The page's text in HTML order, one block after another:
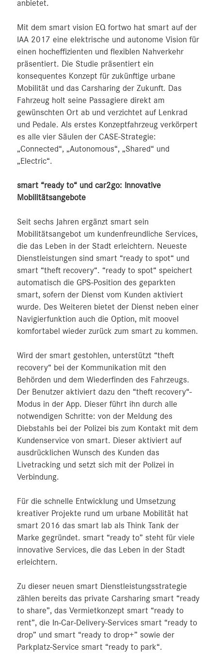
anbietet.
Mit dem smart vision EQ fortwo hat smart auf der
IAA 2017 eine elektrische und autonome Vision für
einen hocheffizienten und flexiblen Nahverkehr
präsentiert. Die Studie präsentiert ein
konsequentes Konzept für zukünftige urbane
Mobilität und das Carsharing der Zukunft. Das
Fahrzeug holt seine Passagiere direkt am
gewünschten Ort ab und verzichtet auf Lenkrad
und Pedale. Als erstes Konzeptfahrzeug verkörpert
es alle vier Säulen der CASE-Strategie:
„Connected“, „Autonomous“, „Shared“ und
„Electric“.
smart “ready to“ und car2go: Innovative
Mobilitätsangebote
Seit sechs Jahren ergänzt smart sein
Mobilitätsangebot um kundenfreundliche Services,
die das Leben in der Stadt erleichtern. Neueste
Dienstleistungen sind smart “ready to spot“ und
smart “theft recovery“. “ready to spot“ speichert
automatisch die GPS-Position des geparkten
smart, sofern der Dienst vom Kunden aktiviert
wurde. Des Weiteren bietet der Dienst neben einer
Navigierfunktion auch die Option, mit moovel
komfortabel wieder zurück zum smart zu kommen.
Wird der smart gestohlen, unterstützt “theft
recovery“ bei der Kommunikation mit den
Behörden und dem Wiederfinden des Fahrzeugs.
Der Benutzer aktiviert dazu den “theft recovery“-
Modus in der App. Dieser führt ihn durch alle
notwendigen Schritte: von der Meldung des
Diebstahls bei der Polizei bis zum Kontakt mit dem
Kundenservice von smart. Dieser aktiviert auf
ausdrücklichen Wunsch des Kunden das
Livetracking und setzt sich mit der Polizei in
Verbindung.
Für die schnelle Entwicklung und Umsetzung
kreativer Projekte rund um urbane Mobilität hat
smart 2016 das smart lab als Think Tank der
Marke gegründet. smart “ready to” steht für viele
innovative Services, die das Leben in der Stadt
erleichtern.
Zu dieser neuen smart Dienstleistungsstrategie
zählen bereits das private Carsharing smart “ready
to share”, das Vermietkonzept smart “ready to
rent”, die In-Car-Delivery-Services smart “ready to
drop” und smart “ready to drop+” sowie der
Parkplatz-Service smart “ready to park“.